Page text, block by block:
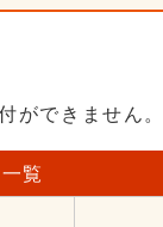
ができません
覧